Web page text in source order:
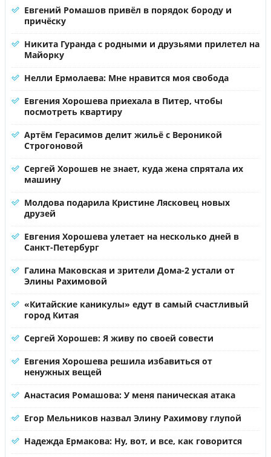
Евгений Ромашов привёл в порядок бороду и
причёску
Никита Гуранда с родными и друзьями прилетел на
Майорку
Нелли Ермолаева: Мне нравится моя свобода
Евгения Хорошева приехала в Питер, чтобы
посмотреть квартиру
Артём Герасимов делит жильё с Вероникой
Строгоновой
Сергей Хорошев не знает, куда жена спрятала их
машину
Молдова подарила Кристине Лясковец новых
друзей
Евгения Хорошева улетает на несколько дней в
Санкт-Петербург
Галина Маковская и зрители Дома-2 устали от
Элины Рахимовой
«Китайские каникулы» едут в самый счастливый
город Китая
Сергей Хорошев: Я живу по своей совести
Евгения Хорошева решила избавиться от
ненужных вещей
Анастасия Ромашова: У меня паническая атака
Егор Мельников назвал Элину Рахимову глупой
Надежда Ермакова: Ну, вот, и все, как говорится